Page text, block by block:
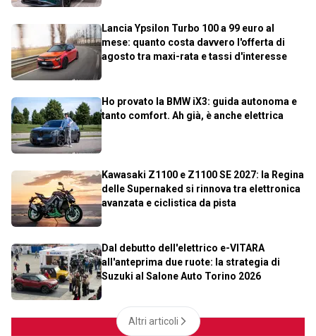
Lancia Ypsilon Turbo 100 a 99 euro al
mese: quanto costa davvero l'offerta di
agosto tra maxi-rata e tassi d'interesse
Ho provato la BMW iX3: guida autonoma e
tanto comfort. Ah già, è anche elettrica
Kawasaki Z1100 e Z1100 SE 2027: la Regina
delle Supernaked si rinnova tra elettronica
avanzata e ciclistica da pista
Dal debutto dell'elettrico e-VITARA
all'anteprima due ruote: la strategia di
Suzuki al Salone Auto Torino 2026
Altri articoli